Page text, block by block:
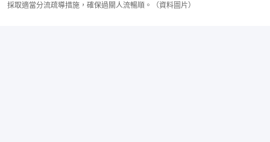
採取適當分流疏導措施，確保過關人流暢順。（資料圖片）